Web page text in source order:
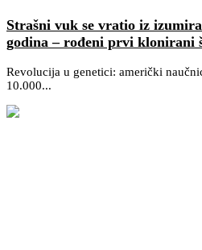
Strašni vuk se vratio iz
godina – rođeni prvi klonirani
Revolucija u genetici: američki
10.000...